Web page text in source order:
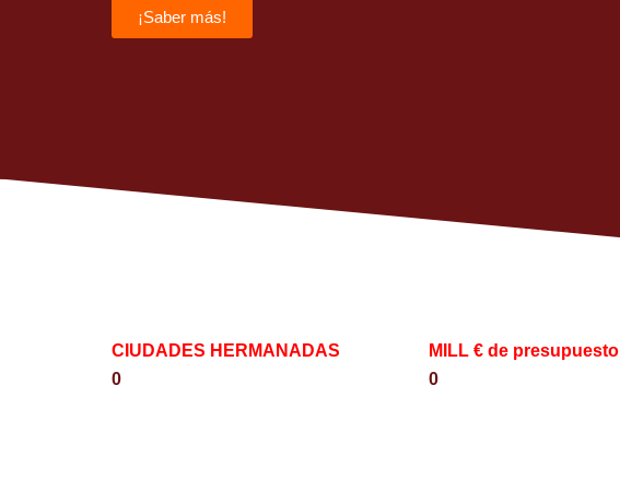
¡Saber más!
CIUDADES HERMANADAS
0
MILL € de presupuesto
0